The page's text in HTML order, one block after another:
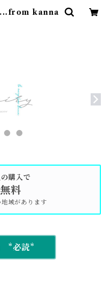
kanna
購入で
料
域があります
*必読*